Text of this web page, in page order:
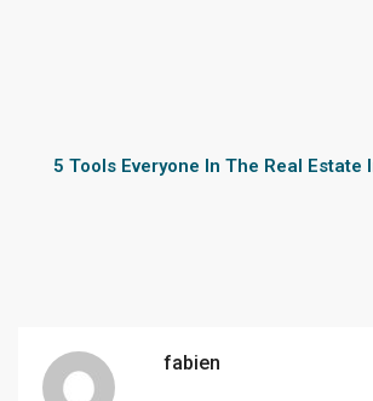
5 Tools Everyone In The Real Estate
fabien